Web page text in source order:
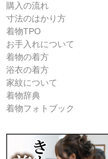
購入の流れ
寸法のはかり方
着物TPO
お手入れについて
着物の着方
浴衣の着方
家紋について
着物辞典
着物フォトブック